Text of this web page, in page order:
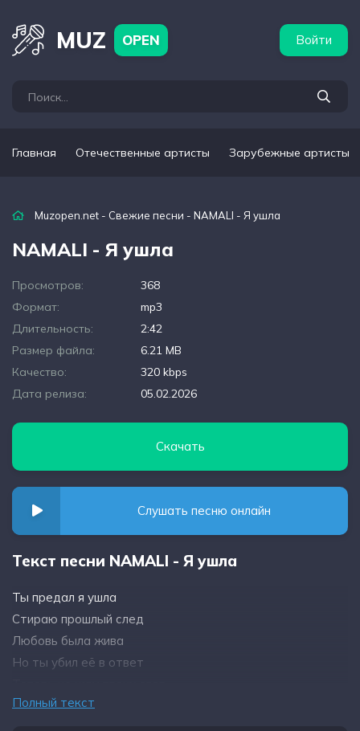
MUZ OPEN Войти
Главная Отечественные артисты Зарубежные артисты
Muzopen.net - Свежие песни - NAMALI - Я ушла
NAMALI - Я ушла
Просмотров:
368
Формат:
mp3
Длительность:
2:42
Размер файла:
6.21 MB
Качество:
320 kbps
Дата релиза:
05.02.2026
Скачать
Слушать песню онлайн
Текст песни NAMALI - Я ушла
Ты предал я ушла
Стираю прошлый след
Любовь была жива
Но ты убил её в ответ
Не тянет к твоим плечам
Полный текст
артисты Популярные подборки